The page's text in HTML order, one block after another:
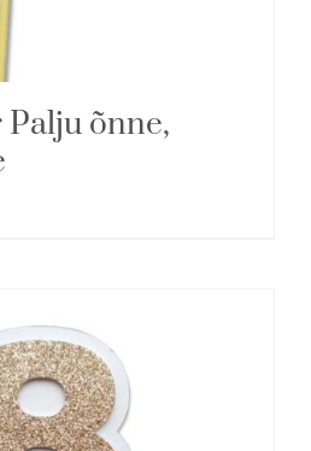
õnne,